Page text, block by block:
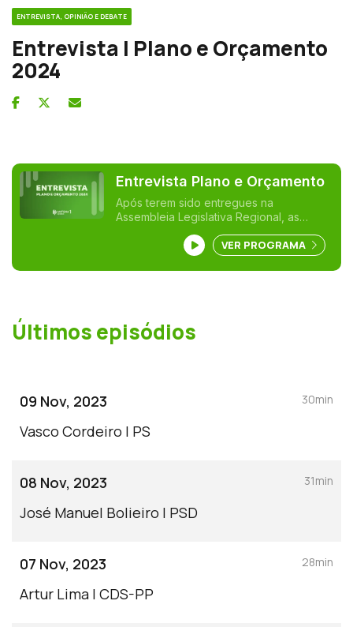
ENTREVISTA, OPINIÃO E DEBATE
Entrevista | Plano e Orçamento
2024
Entrevista Plano e Orçamento
Após terem sido entregues na
Assembleia Legislativa Regional, as
2024 e antes da sua discussão na sessão
plenária de novembro, a Antena 1 Açores
e a RTP Açores entrevistam os líderes
VER PROGRAMA
Últimos episódios
09 Nov, 2023
Vasco Cordeiro | PS
30min
08 Nov, 2023
José Manuel Bolieiro | PSD
31min
07 Nov, 2023
Artur Lima | CDS-PP
28min